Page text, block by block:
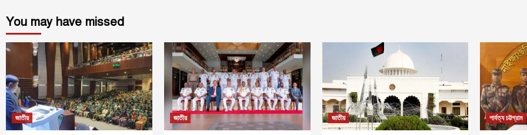
You may have missed
জাতীয় জাতীয় জাতীয় পার্বত্য চট্টগ্রাম